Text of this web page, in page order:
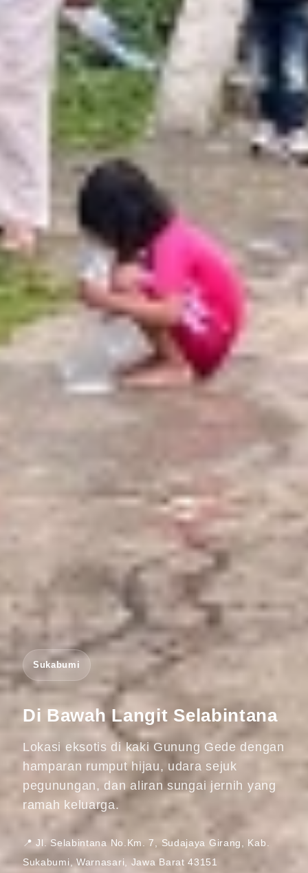
Sukabumi
Di Bawah Langit Selabintana
Lokasi eksotis di kaki Gunung Gede dengan
hamparan rumput hijau, udara sejuk
pegunungan, dan aliran sungai jernih yang
ramah keluarga.
📍 Jl. Selabintana No.Km. 7, Sudajaya Girang, Kab.
Sukabumi, Warnasari, Jawa Barat 43151